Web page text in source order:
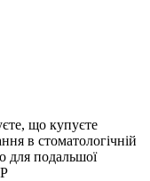
що купуєте
в стоматологічній
для подальшої